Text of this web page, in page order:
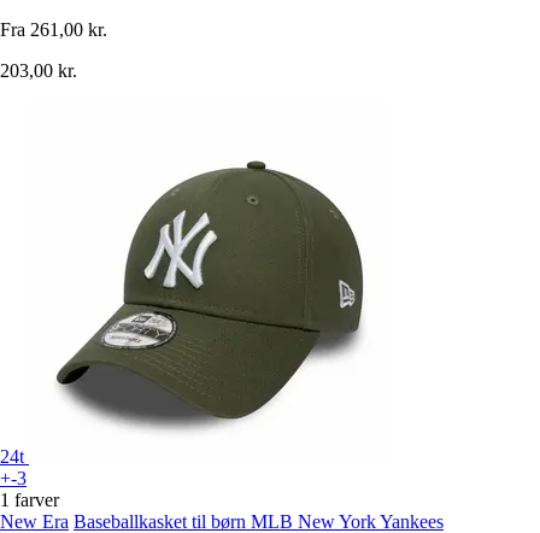
Fra 261,00 kr.
203,00 kr.
24t
+-3
1 farver
New Era Baseballkasket til børn MLB New York Yankees